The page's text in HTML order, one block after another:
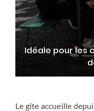
Idéale pour les
Le gîte accueille